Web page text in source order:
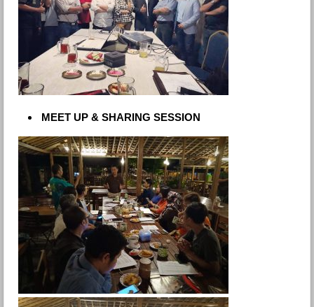
MEET UP & SHARING SESSION